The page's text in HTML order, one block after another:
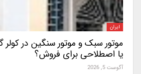
ایران
موتور سبک و موتور سنگین در کولر
یا اصطلاحی برای فروش؟
آگوست 5, 2026